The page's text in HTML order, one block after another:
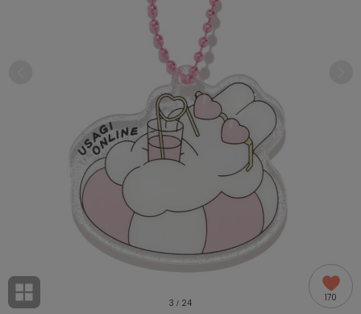
ョン雑貨 (865)
adidas by Stella McCartney
アディダス バイ ステラマッカートニー
ALLISON BROWN
アリソンブラウン
Ame no chi Hare
アメノチハレ
3 / 24 170